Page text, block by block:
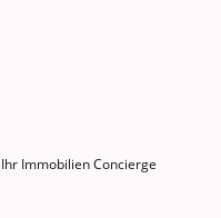
Immobilien Concierge